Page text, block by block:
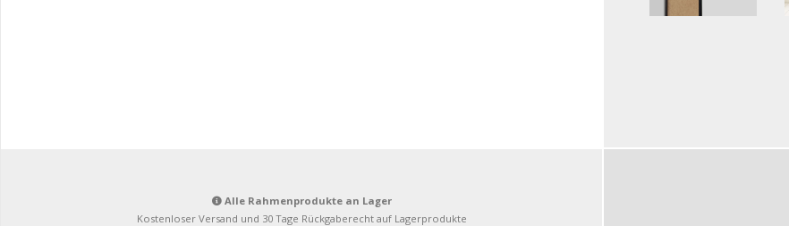
Alle Rahmenprodukte an Lager
Kostenloser Versand und 30 Tage Rückgaberecht auf Lagerprodukte